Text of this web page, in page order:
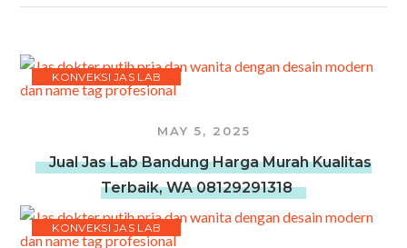
KONVEKSI JAS LAB
MAY 5, 2025
Jual Jas Lab Bandung Harga Murah Kualitas
Terbaik, WA 08129291318
KONVEKSI JAS LAB